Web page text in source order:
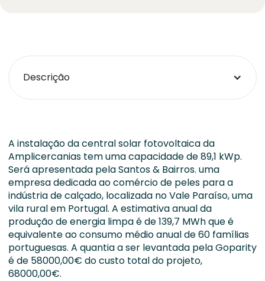
Descrição
A instalação da central solar fotovoltaica da
Amplicercanias tem uma capacidade de 89,1 kWp.
Será apresentada pela Santos & Bairros. uma
empresa dedicada ao comércio de peles para a
indústria de calçado, localizada no Vale Paraíso, uma
vila rural em Portugal. A estimativa anual da
produção de energia limpa é de 139,7 MWh que é
equivalente ao consumo médio anual de 60 famílias
portuguesas. A quantia a ser levantada pela Goparity
é de 58000,00€ do custo total do projeto,
68000,00€.